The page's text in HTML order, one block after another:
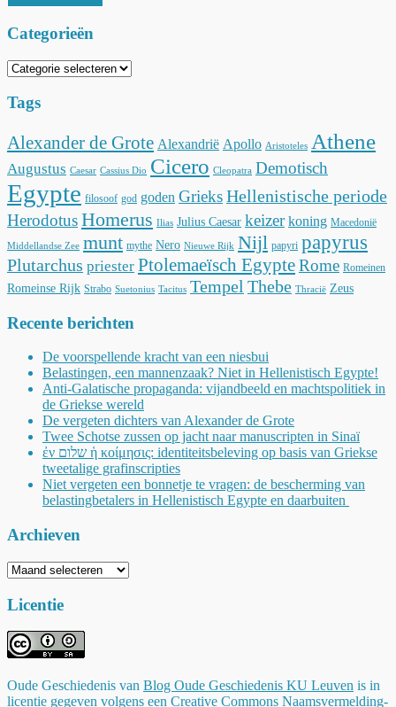
Categorieën
Categorieën
Tags
Alexander de Grote Alexandrië Apollo Aristoteles Athene
Augustus Caesar Cassius Dio Cicero Cleopatra Demotisch
Egypte filosoof god goden GrieksHellenistische periode
HerodotusHomerus Ilias Julius Caesar keizer koning Macedonië
Middellandse Zee munt mythe Nero Nieuwe Rijk Nijl papyri papyrus
Plutarchus priester Ptolemaeïsch EgypteRome Romeinen
Romeinse Rijk Strabo Suetonius Tacitus Tempel Thebe Thracië Zeus
Recente berichten
De voorspellende kracht van een niesbui
Belastingen, een mannenzaak? Niet in Hellenistisch Egypte!
Anti-Galatische propaganda: vijandbeeld en machtspolitiek in
de Griekse wereld
De vergeten dichters van Alexander de Grote
Twee Schotse zussen op jacht naar manuscripten in Sinaï
ἐν שלום ἡ κοίμησις: identiteitsbeleving op basis van Griekse
tweetalige grafinscripties
Niet vergeten een bonnetje te vragen: de bescherming van
belastingbetalers in Hellenistisch Egypte en daarbuiten
Archieven
Archieven
Licentie
Oude Geschiedenis van Blog Oude Geschiedenis KU Leuven is in
licentie gegeven volgens een Creative Commons Naamsvermelding-